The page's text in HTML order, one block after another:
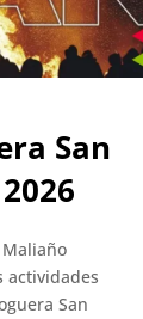
San
Maliaño
actividades
San